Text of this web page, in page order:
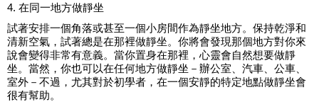
4. 在同一地方做靜坐
試著安排一個角落或甚至一個小房間作為靜坐地方。保持乾淨和
清新空氣，試著總是在那裡做靜坐。你將會發現那個地方對你來
說會變得非常有意義。當你置身在那裡，心靈會自然想要做靜
坐。當然，你也可以在任何地方做靜坐－辦公室、汽車、公車、
室外－不過，尤其對於初學者，在一個安靜的特定地點做靜坐會
很有幫助。